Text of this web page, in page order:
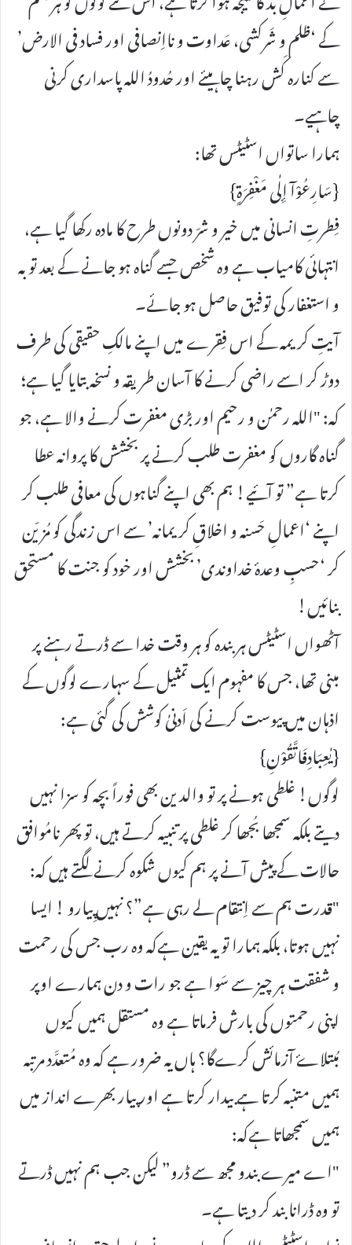
کے ‘ظلم و شَرکشی، عَداوت و نااِنصافی اور فساد فی الارض’
سے کنارہ کَش رہنا چاہیئے اور حُدودُ اللہ پاسداری کرنی
چاہیے۔
ہمارا ساتواں اسٹیٹس تھا:
{سَارِعُوْآ إِلٰی مَغْفِرَۃٍ}
فِطرتِ انسانی میں خیر و شرّ دونوں طرح کا مادہ رکھا گیا ہے،
انتہائی کامیاب ہے وہ شخص جسے گناہ ہو جانے کے بعد توبہ
و استغفار کی توفیق حاصل ہو جائے۔
آیتِ کریمہ کے اس فِقرے میں اپنے مالکِ حقیقی کی طرف
دوڑ کر اسے راضی کرنے کا آسان طریقہ و نسخہ بتایا گیا ہے؛
کہ: "اللہ رحمٰن و رحیم اور بڑی مغفرت کرنے والا ہے، جو
گناہ گاروں کو مغفرت طلب کرنے پر بخشش کا پروانہ عطا
کرتا ہے” تو آئیے! ہم بھی اپنے گناہوں کی معافی طلب کر
اپنے ‘اعمالِ حَسنہ و اخلاقِ کریمانہ’ سے اس زندگی کو مُزیّن
کر ‘حسبِ وعدۂ خداوندی’ بخشش اور خود کو جنت کا مستحق
بنائیں!
آٹھواں اسٹیٹس ہر بندہ کو ہر وقت خدا سے ڈرتے رہنے پر
مبنی تھا، جس کا مفہوم ایک تمثیل کے سہارے لوگوں کے
اذہان میں پیوست کرنے کی اَدنیٰ کوشش کی گئی ہے:
{یٰعِبَادِفَاتَّقُوْنِ}
لوگوں! غلطی ہونے پر تو والدین بھی فوراً بچہ کو سزا نہیں
دیتے بلکہ سمجھا بُجھا کر غلطی پر تنبیہ کرتے ہیں، تو پھر نامُوافق
حالات کے پیش آنے پر ہم کیوں شکوہ کرنے لگتے ہیں کہ:
"قدرت ہم سے اِنتقام لے رہی ہے”؟ نہیں پِیارو ! ایسا
نہیں ہوتا، بلکہ ہمارا تو یہ یقین ہےکہ وہ رب جس کی رحمت
و شفقت ہر چیز سے سَوا ہے جو رات و دن ہمارے اوپر
اپنی رحمتوں کی بارش فرماتا ہے وہ مستقل ہمیں کیوں
مُبتلاۓ آزمائش کرےگا؟ ہاں یہ ضرور ہے کہ وہ مُتعدَّد مرتبہ
ہمیں متنبہ کرتا ہے بیدار کرتا ہے اور پیار بھرے انداز میں
ہمیں سمجھاتا ہےکہ:
"اے میرے بندو مجھ سے ڈرو” لیکن جب ہم نہیں ڈرتے
تو وہ ڈرانا بند کر دیتا ہے۔